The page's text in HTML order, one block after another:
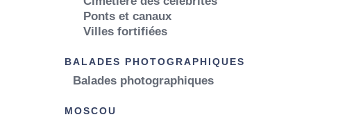
Ponts et canaux
Villes fortifiées
BALADES PHOTOGRAPHIQUES
Balades photographiques
MOSCOU